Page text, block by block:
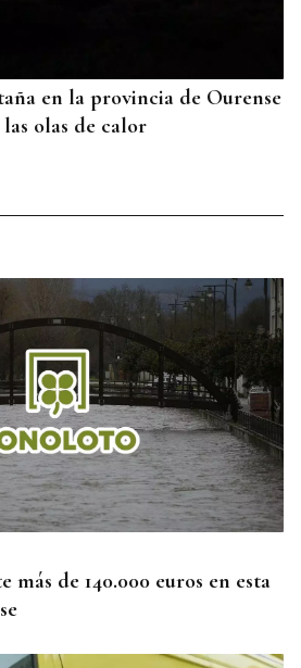
en la provincia de Ourense
olas de calor
DE OURENSE
e fauna nas ribeiras miñota
de 140.000 euros en esta